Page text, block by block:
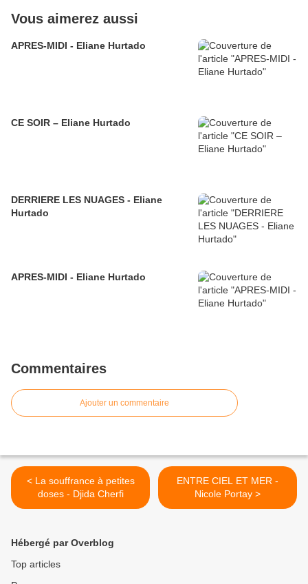
Vous aimerez aussi
APRES-MIDI - Eliane Hurtado
CE SOIR – Eliane Hurtado
DERRIERE LES NUAGES - Eliane
Hurtado
APRES-MIDI - Eliane Hurtado
Commentaires
Ajouter un commentaire
< La souffrance à petites
doses - Djida Cherfi
ENTRE CIEL ET MER -
Nicole Portay >
Hébergé par Overblog
Top articles